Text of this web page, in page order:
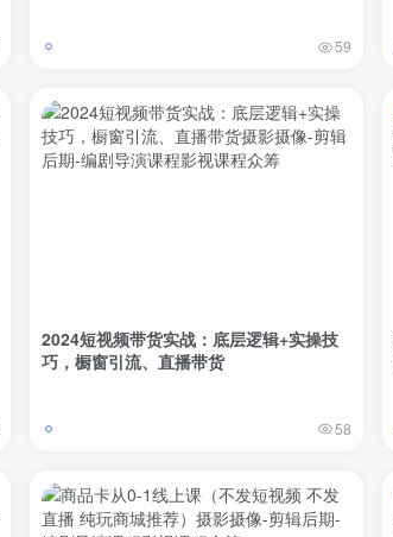
59
2024短视频带货实战：底层逻辑+实操技
巧，橱窗引流、直播带货
58